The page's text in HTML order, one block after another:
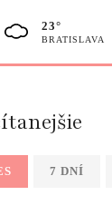
23°
BRATISLAVA
7 DNÍ